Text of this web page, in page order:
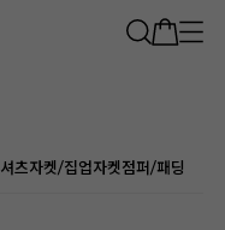
셔츠자켓/집업자켓점퍼/패딩